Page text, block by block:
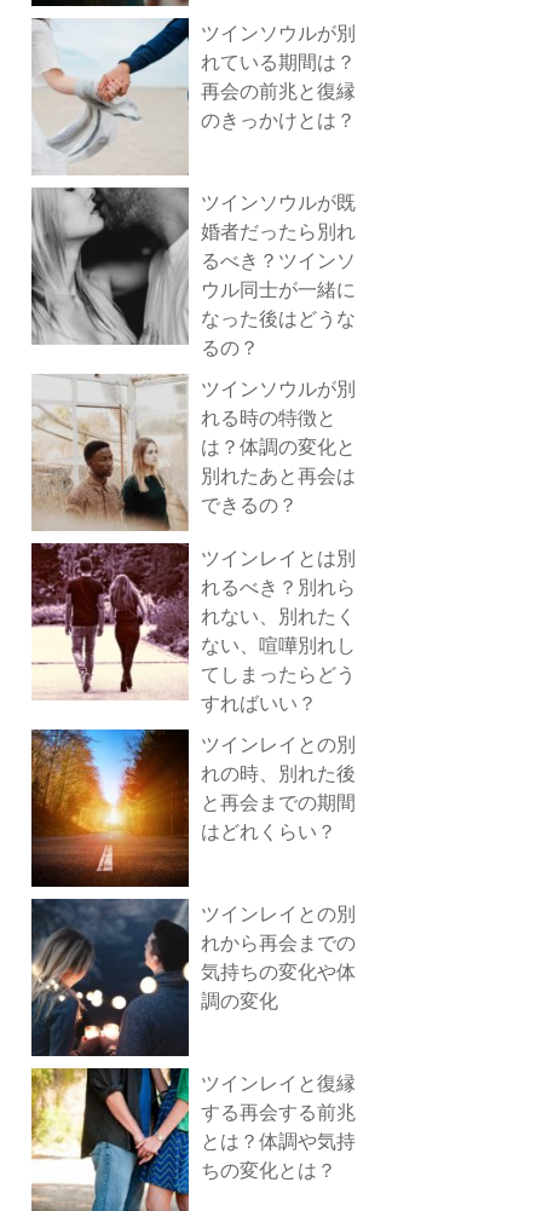
ツインソウルが別
れている期間は？
再会の前兆と復縁
のきっかけとは？
ツインソウルが既
婚者だったら別れ
るべき？ツインソ
ウル同士が一緒に
なった後はどうな
るの？
ツインソウルが別
れる時の特徴と
は？体調の変化と
別れたあと再会は
できるの？
ツインレイとは別
れるべき？別れら
れない、別れたく
ない、喧嘩別れし
てしまったらどう
すればいい？
ツインレイとの別
れの時、別れた後
と再会までの期間
はどれくらい？
ツインレイとの別
れから再会までの
気持ちの変化や体
調の変化
ツインレイと復縁
する再会する前兆
とは？体調や気持
ちの変化とは？